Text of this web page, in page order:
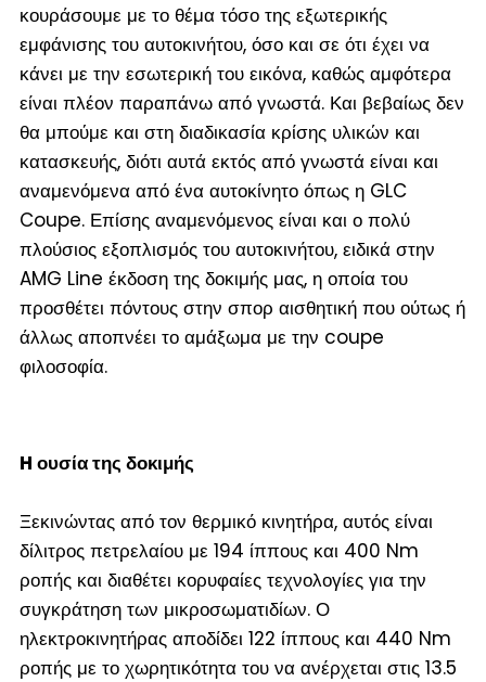
κουράσουμε με το θέμα τόσο της εξωτερικής
εμφάνισης του αυτοκινήτου, όσο και σε ότι έχει να
κάνει με την εσωτερική του εικόνα, καθώς αμφότερα
είναι πλέον παραπάνω από γνωστά. Και βεβαίως δεν
θα μπούμε και στη διαδικασία κρίσης υλικών και
κατασκευής, διότι αυτά εκτός από γνωστά είναι και
αναμενόμενα από ένα αυτοκίνητο όπως η GLC
Coupe. Επίσης αναμενόμενος είναι και ο πολύ
πλούσιος εξοπλισμός του αυτοκινήτου, ειδικά στην
AMG Line έκδοση της δοκιμής μας, η οποία του
προσθέτει πόντους στην σπορ αισθητική που ούτως ή
άλλως αποπνέει το αμάξωμα με την coupe
φιλοσοφία.
H ουσία της δοκιμής
Ξεκινώντας από τον θερμικό κινητήρα, αυτός είναι
δίλιτρος πετρελαίου με 194 ίππους και 400 Nm
ροπής και διαθέτει κορυφαίες τεχνολογίες για την
συγκράτηση των μικροσωματιδίων. Ο
ηλεκτροκινητήρας αποδίδει 122 ίππους και 440 Nm
ροπής με το χωρητικότητα του να ανέρχεται στις 13.5